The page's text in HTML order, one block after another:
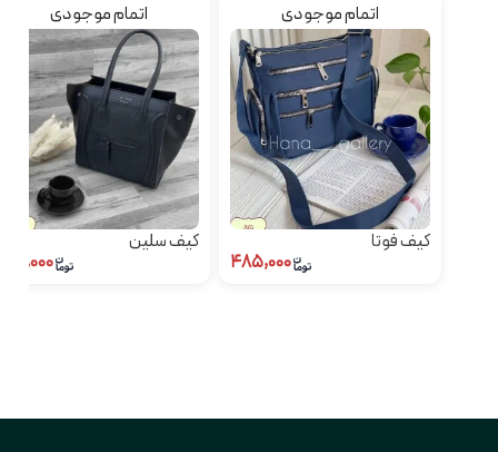
اتمام موجودی
کیف فوتا
اتمام موجودی
کیف سلین